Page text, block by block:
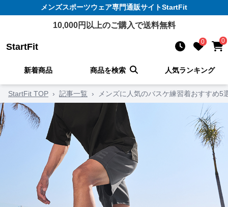
メンズスポーツウェア専門通販サイトStartFit
10,000円以上のご購入で送料無料
StartFit 0 0
新着商品 商品を検索 人気ランキング
StartFit TOP › 記事一覧 › メンズに人気のバスケ練習着おすすめ5